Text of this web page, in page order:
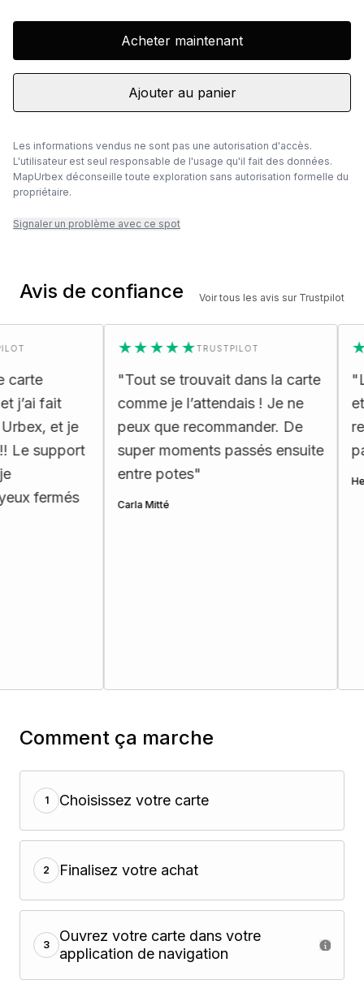
Acheter maintenant
Ajouter au panier
Les informations vendus ne sont pas une autorisation d'accès.
L'utilisateur est seul responsable de l'usage qu'il fait des données.
MapUrbex déconseille toute exploration sans autorisation formelle du
propriétaire.
Signaler un problème avec ce spot
Avis de confiance Voir tous les avis sur Trustpilot
fait
et je
★★★★★TRUSTPILOT
Tout se trouvait dans la carte
comme je l’attendais ! Je ne
peux que recommander. De
super moments passés ensuite
entre potes"
Carla Mitté
"
La
et
Henri
Comment ça marche
1 Choisissez votre carte
2 Finalisez votre achat
3
Ouvrez votre carte dans votre
application de navigation